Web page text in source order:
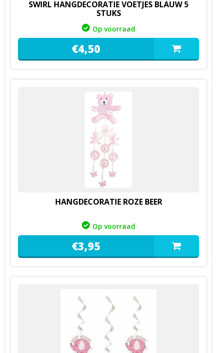
SWIRL HANGDECORATIE VOETJES BLAUW 5
STUKS
Op voorraad
€4,50
HANGDECORATIE ROZE BEER
Op voorraad
€3,95